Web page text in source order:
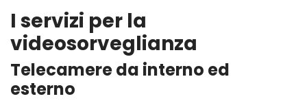
I servizi per la
videosorveglianza
Telecamere da interno ed
esterno